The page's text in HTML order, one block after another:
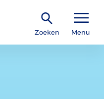
Zoeken Menu